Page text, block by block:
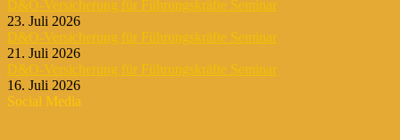
D&O-Versicherung für Führungskräfte Seminar
23. Juli 2026
D&O-Versicherung für Führungskräfte Seminar
21. Juli 2026
D&O-Versicherung für Führungskräfte Seminar
16. Juli 2026
Social Media